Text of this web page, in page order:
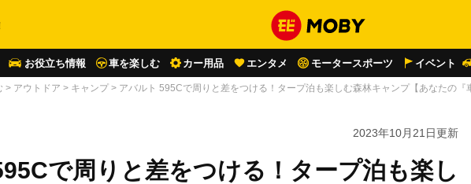
お役立ち情報 車を楽しむ カー用品 エンタメ モータースポーツ イベント
> アウトドア > キャンプ > アバルト 595Cで周りと差をつける！タープ泊も楽しむ森林キャンプ【あなたの『
2023年10月21日更新
で周りと差をつける！タープ泊も楽し